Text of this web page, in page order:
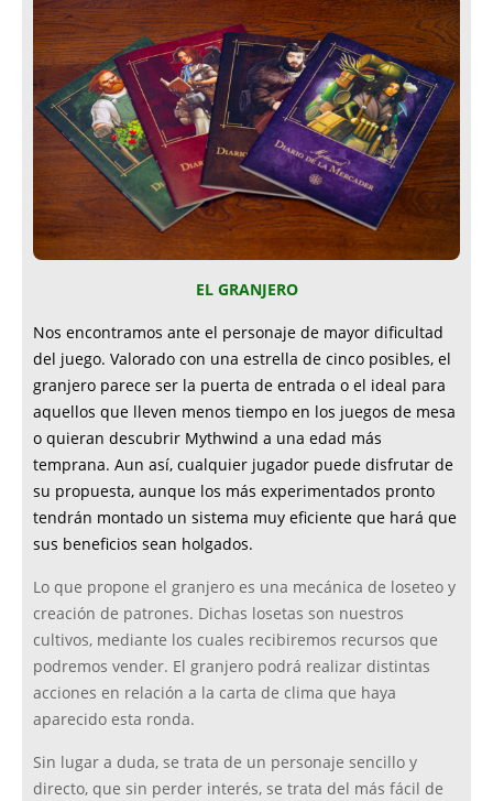
EL GRANJERO
Nos encontramos ante el personaje de mayor dificultad
del juego. Valorado con una estrella de cinco posibles, el
granjero parece ser la puerta de entrada o el ideal para
aquellos que lleven menos tiempo en los juegos de mesa
o quieran descubrir Mythwind a una edad más
temprana. Aun así, cualquier jugador puede disfrutar de
su propuesta, aunque los más experimentados pronto
tendrán montado un sistema muy eficiente que hará que
sus beneficios sean holgados.
Lo que propone el granjero es una mecánica de loseteo y
creación de patrones. Dichas losetas son nuestros
cultivos, mediante los cuales recibiremos recursos que
podremos vender. El granjero podrá realizar distintas
acciones en relación a la carta de clima que haya
aparecido esta ronda.
Sin lugar a duda, se trata de un personaje sencillo y
directo, que sin perder interés, se trata del más fácil de